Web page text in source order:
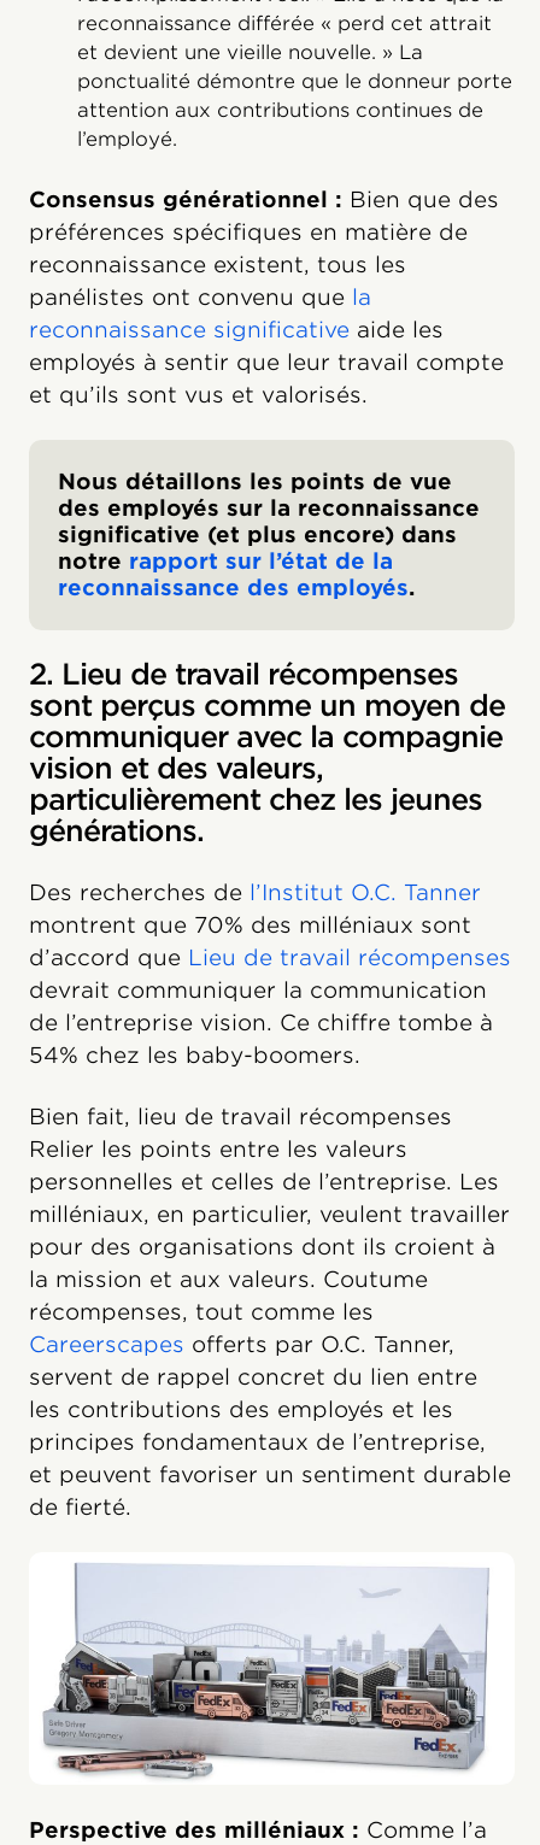
reconnaissance différée « perd cet attrait
et devient une vieille nouvelle. » La
ponctualité démontre que le donneur porte
attention aux contributions continues de
l’employé.
Consensus générationnel : Bien que des
préférences spécifiques en matière de
reconnaissance existent, tous les
panélistes ont convenu que la
reconnaissance significative aide les
employés à sentir que leur travail compte
et qu’ils sont vus et valorisés.
Nous détaillons les points de vue
des employés sur la reconnaissance
significative (et plus encore) dans
notre rapport sur l’état de la
reconnaissance des employés.
2. Lieu de travail récompenses
sont perçus comme un moyen de
communiquer avec la compagnie
vision et des valeurs,
particulièrement chez les jeunes
générations.
Des recherches de l’Institut O.C. Tanner
montrent que 70% des milléniaux sont
d’accord que Lieu de travail récompenses
devrait communiquer la communication
de l’entreprise vision. Ce chiffre tombe à
54% chez les baby-boomers.
Bien fait, lieu de travail récompenses
Relier les points entre les valeurs
personnelles et celles de l’entreprise. Les
milléniaux, en particulier, veulent travailler
pour des organisations dont ils croient à
la mission et aux valeurs. Coutume
récompenses, tout comme les
Careerscapes offerts par O.C. Tanner,
servent de rappel concret du lien entre
les contributions des employés et les
principes fondamentaux de l’entreprise,
et peuvent favoriser un sentiment durable
de fierté.
Perspective des milléniaux : Comme l’a